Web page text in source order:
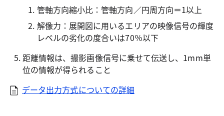
管軸方向縮小比：管軸方向／円周方向＝1以上
解像力：展開図に用いるエリアの映像信号の輝度
レベルの劣化の度合いは70％以下
距離情報は、撮影画像信号に乗せて伝送し、1mm単
位の情報が得られること
データ出力方式についての詳細